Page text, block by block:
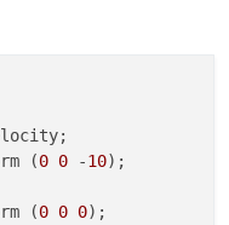
(0 0 -10);
(
0 0 -10);
(
0 0 0);